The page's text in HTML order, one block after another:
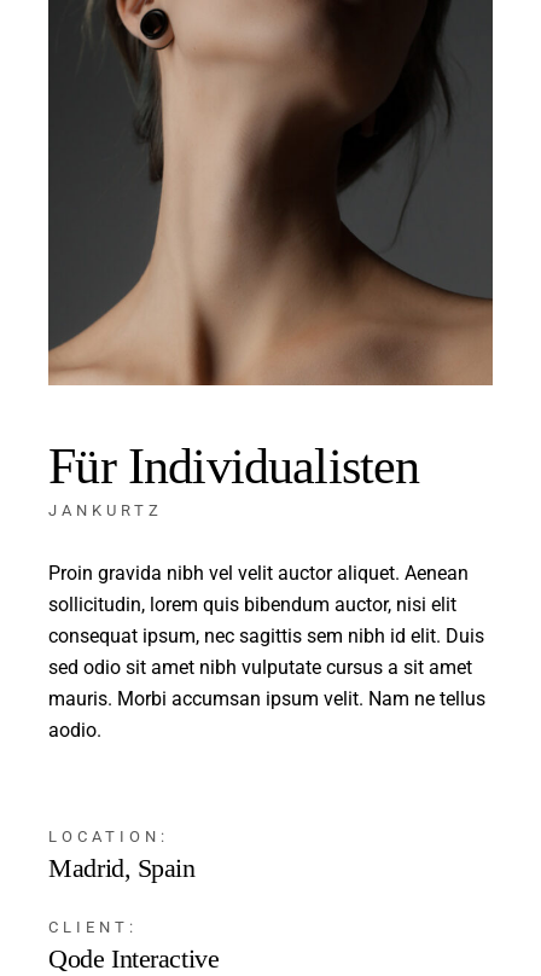
Für Individualisten
JANKURTZ
Proin gravida nibh vel velit auctor aliquet. Aenean
sollicitudin, lorem quis bibendum auctor, nisi elit
consequat ipsum, nec sagittis sem nibh id elit. Duis
sed odio sit amet nibh vulputate cursus a sit amet
mauris. Morbi accumsan ipsum velit. Nam ne tellus
aodio.
LOCATION:
Madrid, Spain
CLIENT:
Qode Interactive